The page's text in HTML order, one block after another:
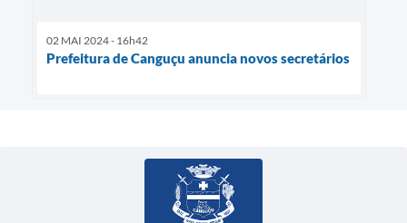
02 MAI 2024 - 16h42
Prefeitura de Canguçu anuncia novos secretários